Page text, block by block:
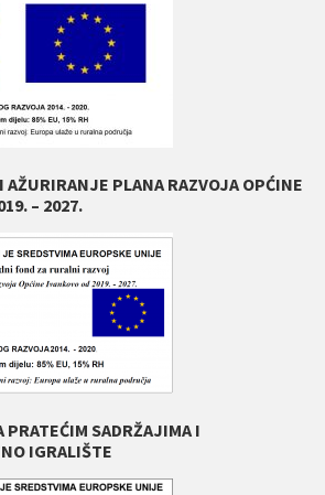
AŽURIRANJE PLANA RAZVOJA OPĆINE
– 2027.
PRATEĆIM SADRŽAJIMA I
IGRALIŠTE